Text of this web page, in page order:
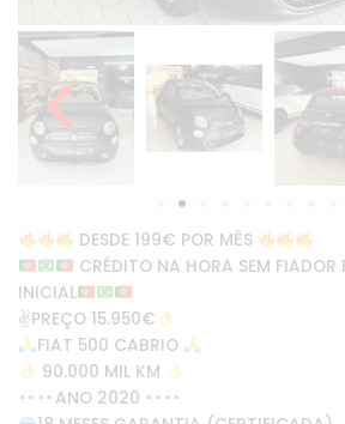
DESDE 199€ POR MÊS
CRÉDITO NA HORA SEM FIADOR
INICIAL
✌PREÇO 15.950€
FIAT 500 CABRIO
90.000 MIL KM
ANO 2020